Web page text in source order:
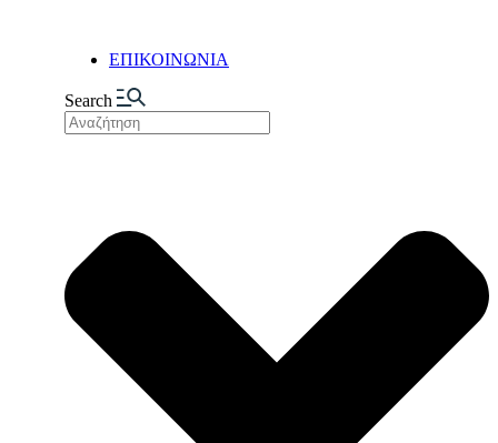
ΕΠΙΚΟΙΝΩΝΙΑ
Search